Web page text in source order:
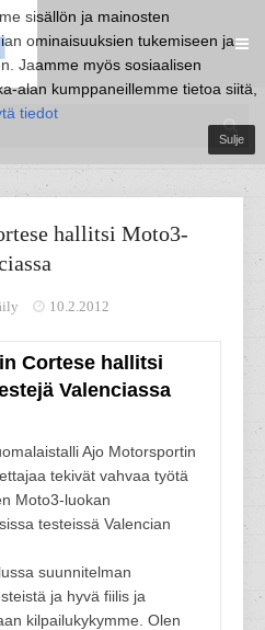
sisällön ja mainosten
ominaisuuksien tukemiseen ja
Jaamme myös sosiaalisen
alan kumppaneillemme tietoa siitä,
tiedot
Sulje
hallitsi Moto3-
10.2.2012
Cortese hallitsi
Valenciassa
Ajo Motorsportin
tekivät vahvaa työtä
Moto3-luokan
testeissä Valencian
suunnitelman
ja hyvä fiilis ja
kilpailukykymme. Olen